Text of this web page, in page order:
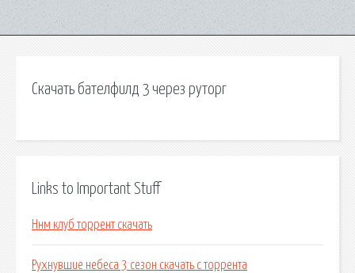
Скачать бателфилд 3 через руторг
Links to Important Stuff
Ннм клуб торрент скачать
Рухнувшие небеса 3 сезон скачать с торрента